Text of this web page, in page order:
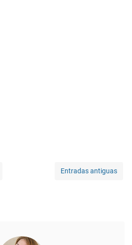
Entradas antiguas